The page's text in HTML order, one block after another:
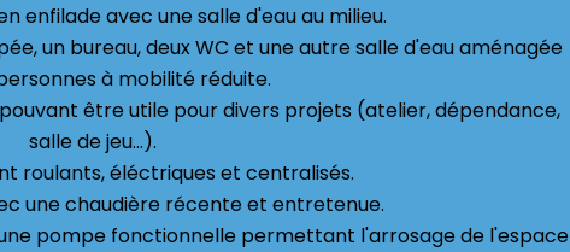
enfilade avec une salle d'eau au milieu.
un bureau, deux WC et une autre salle d'eau aménagée
à mobilité réduite.
être utile pour divers projets (atelier, dépendance,
salle de jeu...).
roulants, éléctriques et centralisés.
une chaudière récente et entretenue.
pompe fonctionnelle permettant l'arrosage de l'espace